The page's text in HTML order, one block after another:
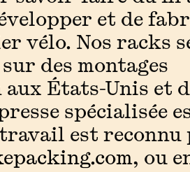
et de
vélo. Nos racks
des montages
États-Unis et
spécialisée
est reconnu
, ou